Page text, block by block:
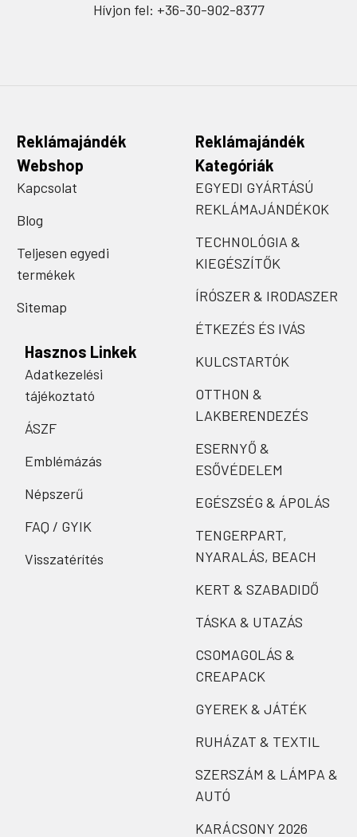
Hívjon fel: +36-30-902-8377
Reklámajándék
Webshop
Kapcsolat
Blog
Teljesen egyedi
termékek
Sitemap
Hasznos Linkek
Adatkezelési
tájékoztató
ÁSZF
Emblémázás
Népszerű
FAQ / GYIK
Visszatérítés
Reklámajándék
Kategóriák
EGYEDI GYÁRTÁSÚ
REKLÁMAJÁNDÉKOK
TECHNOLÓGIA &
KIEGÉSZÍTŐK
ÍRÓSZER & IRODASZER
ÉTKEZÉS ÉS IVÁS
KULCSTARTÓK
OTTHON &
LAKBERENDEZÉS
ESERNYŐ &
ESŐVÉDELEM
EGÉSZSÉG & ÁPOLÁS
TENGERPART,
NYARALÁS, BEACH
KERT & SZABADIDŐ
TÁSKA & UTAZÁS
CSOMAGOLÁS &
CREAPACK
GYEREK & JÁTÉK
RUHÁZAT & TEXTIL
SZERSZÁM & LÁMPA &
AUTÓ
KARÁCSONY 2026